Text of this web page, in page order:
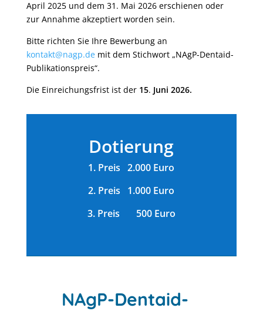
April 2025 und dem 31. Mai 2026 erschienen oder
zur Annahme akzeptiert worden sein.
Bitte richten Sie Ihre Bewerbung an
kontakt@nagp.de mit dem Stichwort „NAgP-Dentaid-
Publikationspreis“.
Die Einreichungsfrist ist der 15. Juni 2026.
Dotierung
1. Preis 2.000 Euro
2. Preis 1.000 Euro
3. Preis 500 Euro
NAgP-Dentaid-